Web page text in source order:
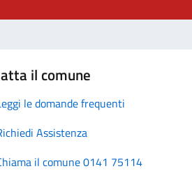
il comune
le domande frequenti
Assistenza
il comune 0141 75114